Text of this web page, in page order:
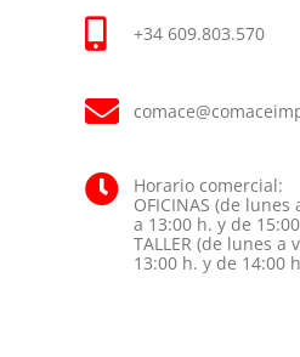
+34 609.803.570
Horario comercial:
OFICINAS (de
a 13:00 h. y de
TALLER (de lunes a
13:00 h. y de 14:00